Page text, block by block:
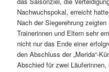
Nachwuchspokal, erreicht
Nach der Siegerehrung
Trainerinnen und Eltern sehr
nicht nur das Ende einer
den Abschluss der „Merida“-
Abschied für zwei